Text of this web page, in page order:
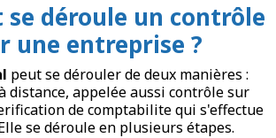
se déroule un contrôle
une entreprise ?
peut se dérouler de deux manières :
distance, appelée aussi contrôle sur
de comptabilite qui s'effectue
se déroule en plusieurs étapes.